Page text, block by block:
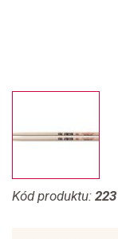
Kód produktu: